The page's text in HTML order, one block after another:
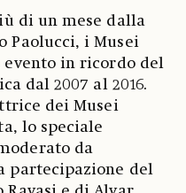
di un mese dalla
Paolucci, i Musei
in ricordo del
dal 2007 al 2016.
dei Musei
lo speciale
da
partecipazione del